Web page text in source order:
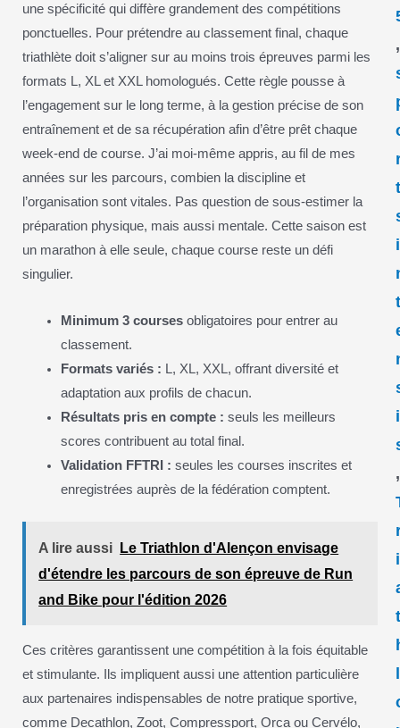
une spécificité qui diffère grandement des compétitions
ponctuelles. Pour prétendre au classement final, chaque
triathlète doit s’aligner sur au moins trois épreuves parmi les
formats L, XL et XXL homologués. Cette règle pousse à
l’engagement sur le long terme, à la gestion précise de son
entraînement et de sa récupération afin d’être prêt chaque
week-end de course. J’ai moi-même appris, au fil de mes
années sur les parcours, combien la discipline et
l’organisation sont vitales. Pas question de sous-estimer la
préparation physique, mais aussi mentale. Cette saison est
un marathon à elle seule, chaque course reste un défi
singulier.
Minimum 3 courses obligatoires pour entrer au
classement.
Formats variés : L, XL, XXL, offrant diversité et
adaptation aux profils de chacun.
Résultats pris en compte : seuls les meilleurs
scores contribuent au total final.
Validation FFTRI : seules les courses inscrites et
enregistrées auprès de la fédération comptent.
A lire aussi
Le Triathlon d'Alençon envisage
d'étendre les parcours de son épreuve de Run
and Bike pour l'édition 2026
Ces critères garantissent une compétition à la fois équitable
et stimulante. Ils impliquent aussi une attention particulière
aux partenaires indispensables de notre pratique sportive,
comme Decathlon, Zoot, Compressport, Orca ou Cervélo,
,
i
,
i
l